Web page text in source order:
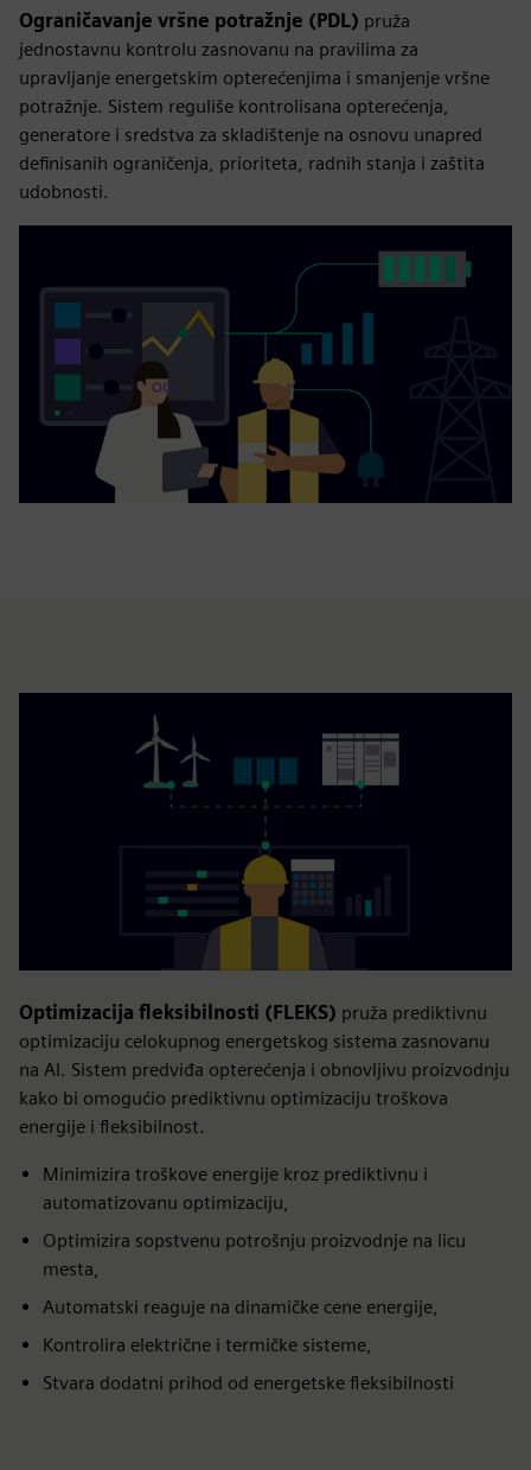
Ograničavanje vršne potražnje (PDL) pruža
jednostavnu kontrolu zasnovanu na pravilima za
upravljanje energetskim opterećenjima i smanjenje vršne
potražnje. Sistem reguliše kontrolisana opterećenja,
generatore i sredstva za skladištenje na osnovu unapred
definisanih ograničenja, prioriteta, radnih stanja i zaštita
udobnosti.
Optimizacija fleksibilnosti (FLEKS) pruža prediktivnu
optimizaciju celokupnog energetskog sistema zasnovanu
na AI. Sistem predviđa opterećenja i obnovljivu proizvodnju
kako bi omogućio prediktivnu optimizaciju troškova
energije i fleksibilnost.
Minimizira troškove energije kroz prediktivnu i
automatizovanu optimizaciju,
Optimizira sopstvenu potrošnju proizvodnje na licu
mesta,
Automatski reaguje na dinamičke cene energije,
Kontrolira električne i termičke sisteme,
Stvara dodatni prihod od energetske fleksibilnosti